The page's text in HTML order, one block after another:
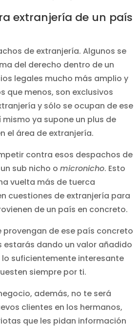
extranjería de un país
de extranjería. Algunos se
del derecho dentro de un
legales mucho más amplio y
que menos, son exclusivos
y sólo se ocupan de ese
ya supone un plus de
el área de extranjería.
contra esos despachos de
sub nicho omicronicho. Esto
vuelta más de tuerca
cuestiones de extranjería para
de un país en concreto.
provengan de ese país concreto
estarás dando un valor añadido
suficientemente interesante
siempre por ti.
además, no te será
clientes en los hermanos,
que les pidan información